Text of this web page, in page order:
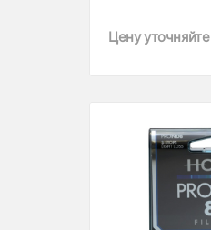
Цену уточняйте
Previous